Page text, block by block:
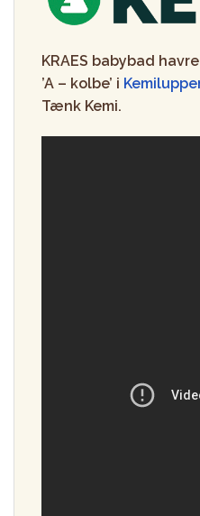
KRAES babybad
’A – kolbe’ i
Tænk Kemi.